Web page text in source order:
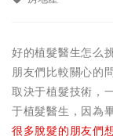
好的植髮醫生怎么
朋友們比較關心的
取決于植髮技術，
于植髮醫生，因為
很多脫髮的朋友們